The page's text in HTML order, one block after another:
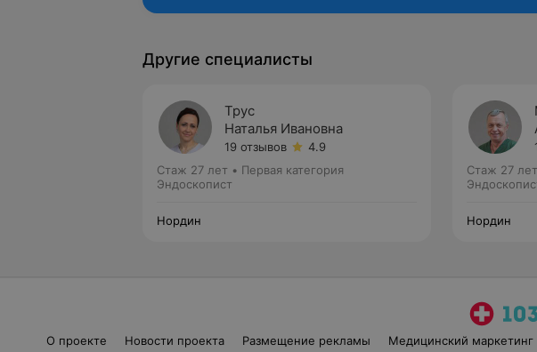
Другие специалисты
Трус
Наталья Ивановна
19 отзывов
4.9
Стаж 27 лет • Первая категория
Эндоскопист
Нордин
Стаж 27 лет
Нордин
О проекте Новости проекта Размещение рекламы Медицинский маркетинг